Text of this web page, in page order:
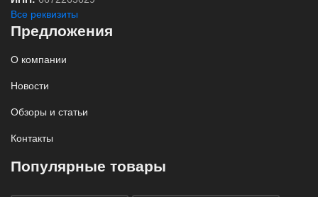
Все реквизиты
Предложения
О компании
Новости
Обзоры и статьи
Контакты
Популярные товары